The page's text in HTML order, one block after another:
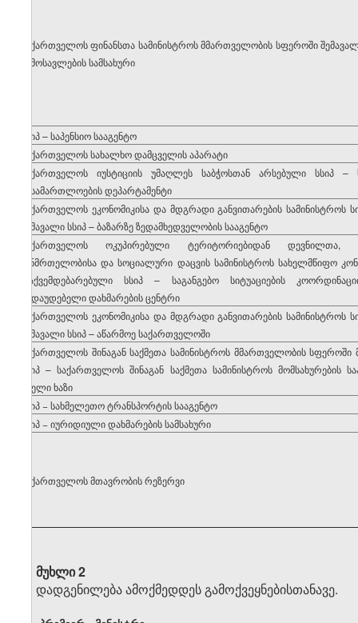
საქართველოს ფინანსთა სამინისტროს მმართველობის სფეროში
შემოსავლების სამსახური
სსიპ – საპენსიო სააგენტო
საქართველოს სახალხო დამცველის აპარატი
საქართველოს იუსტიციის უმაღლეს საბჭოსთან არსებული სსიპ –
სასამართლოების დეპარტამენტი
საქართველოს ეკონომიკისა და მდგრადი განვითარების სამინისტროს
შემავალი სსიპ – ბაზარზე ზედამხედველობის სააგენტო
საქართველოს ოკუპირებული ტერიტორიებიდან დევნილთა,
ჯანმრთელობისა და სოციალური დაცვის სამინისტროს სახელმწიფო
დაქვემდებარებული სსიპ – საგანგებო სიტუაციების
გადაუდებელი დახმარების ცენტრი
საქართველოს ეკონომიკისა და მდგრადი განვითარების სამინისტროს
შემავალი სსიპ – აწარმოე საქართველოში
საქართველოს შინაგან საქმეთა სამინისტროს მმართველობის სფეროში
სსიპ – საქართველოს შინაგან საქმეთა სამინისტროს მომსახურების
ცხელი ხაზი
სსიპ − სახმელეთო ტრანსპორტის სააგენტო
სსიპ − იურიდიული დახმარების სამსახური
საქართველოს მთავრობის რეზერვი
მუხლი 2
დადგენილება ამოქმედდეს გამოქვეყნებისთანავე.